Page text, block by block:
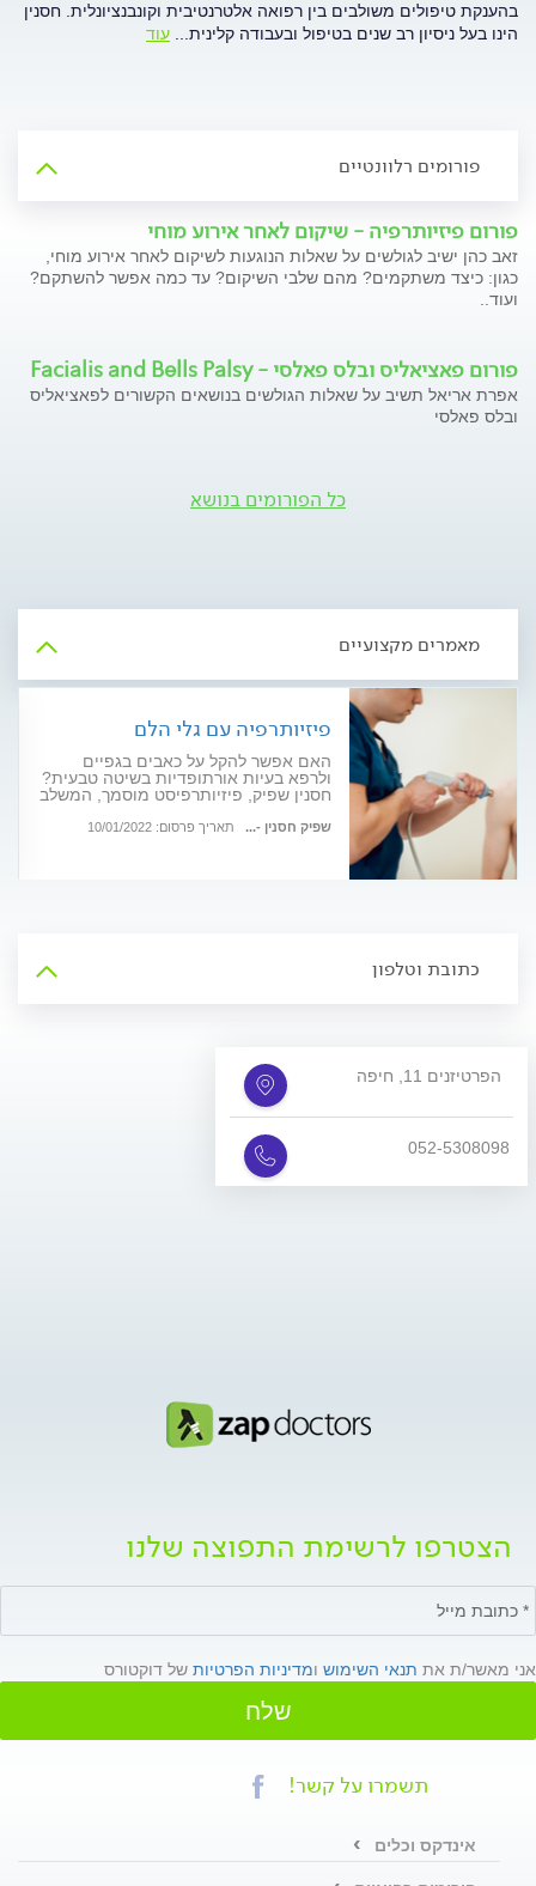
בהענקת טיפולים משולבים בין רפואה אלטרנטיבית וקונבנציונלית. חסנין
הינו בעל ניסיון רב שנים בטיפול ובעבודה קלינית
עוד
פורומים רלוונטיים
פורום פיזיותרפיה - שיקום לאחר אירוע מוחי
זאב כהן ישיב לגולשים על שאלות הנוגעות לשיקום לאחר אירוע מוחי,
כגון: כיצד משתקמים? מהם שלבי השיקום? עד כמה אפשר להשתקם?
ועוד..
פורום פאציאליס ובלס פאלסי - Facialis and Bells Palsy
אפרת אריאל תשיב על שאלות הגולשים בנושאים הקשורים לפאציאליס
ובלס פאלסי
כל הפורומים בנושא
מאמרים מקצועיים
פיזיותרפיה עם גלי הלם
האם אפשר להקל על כאבים בגפיים
ולרפא בעיות אורתופדיות בשיטה טבעית?
חסנין שפיק, פיזיותרפיסט מוסמך, המשלב
טיפול במכשיר גלי הלם מספר על הטיפול
שפיק חסנין -... תאריך פרסום: 10/01/2022
כתובת וטלפון
הפרטיזנים 11, חיפה
052-5308098
הצטרפו לרשימת התפוצה שלנו
אני מאשר/ת את תנאי השימוש ומדיניות הפרטיות של דוקטורס
שלח
תשמרו על קשר!
אינדקס וכלים